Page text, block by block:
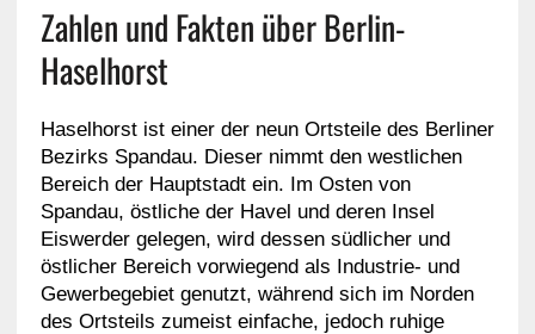
Zahlen und Fakten über Berlin-
Haselhorst
Haselhorst ist einer der neun Ortsteile des Berliner
Bezirks Spandau. Dieser nimmt den westlichen
Bereich der Hauptstadt ein. Im Osten von
Spandau, östliche der Havel und deren Insel
Eiswerder gelegen, wird dessen südlicher und
östlicher Bereich vorwiegend als Industrie- und
Gewerbegebiet genutzt, während sich im Norden
des Ortsteils zumeist einfache, jedoch ruhige